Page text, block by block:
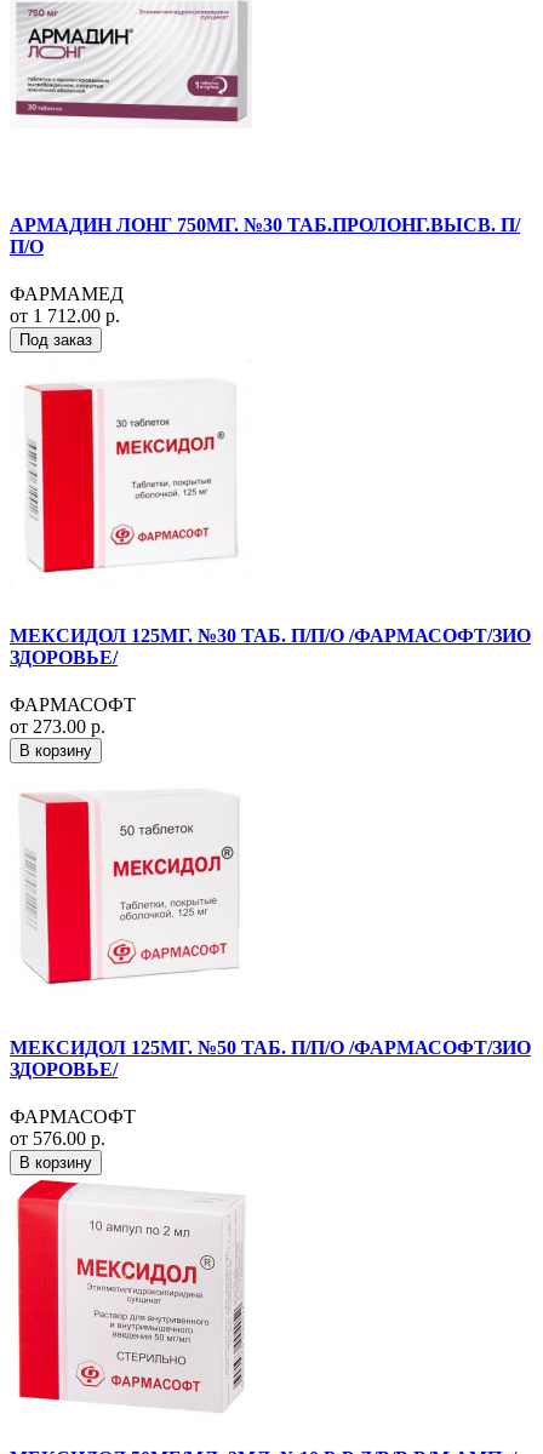
АРМАДИН ЛОНГ 750МГ. №30 ТАБ.ПРОЛОНГ.ВЫСВ. П/
П/О
ФАРМАМЕД
от 1 712.00 р.
Под заказ
МЕКСИДОЛ 125МГ. №30 ТАБ. П/П/О /ФАРМАСОФТ/ЗИО
ЗДОРОВЬЕ/
ФАРМАСОФТ
от 273.00 р.
В корзину
МЕКСИДОЛ 125МГ. №50 ТАБ. П/П/О /ФАРМАСОФТ/ЗИО
ЗДОРОВЬЕ/
ФАРМАСОФТ
от 576.00 р.
В корзину